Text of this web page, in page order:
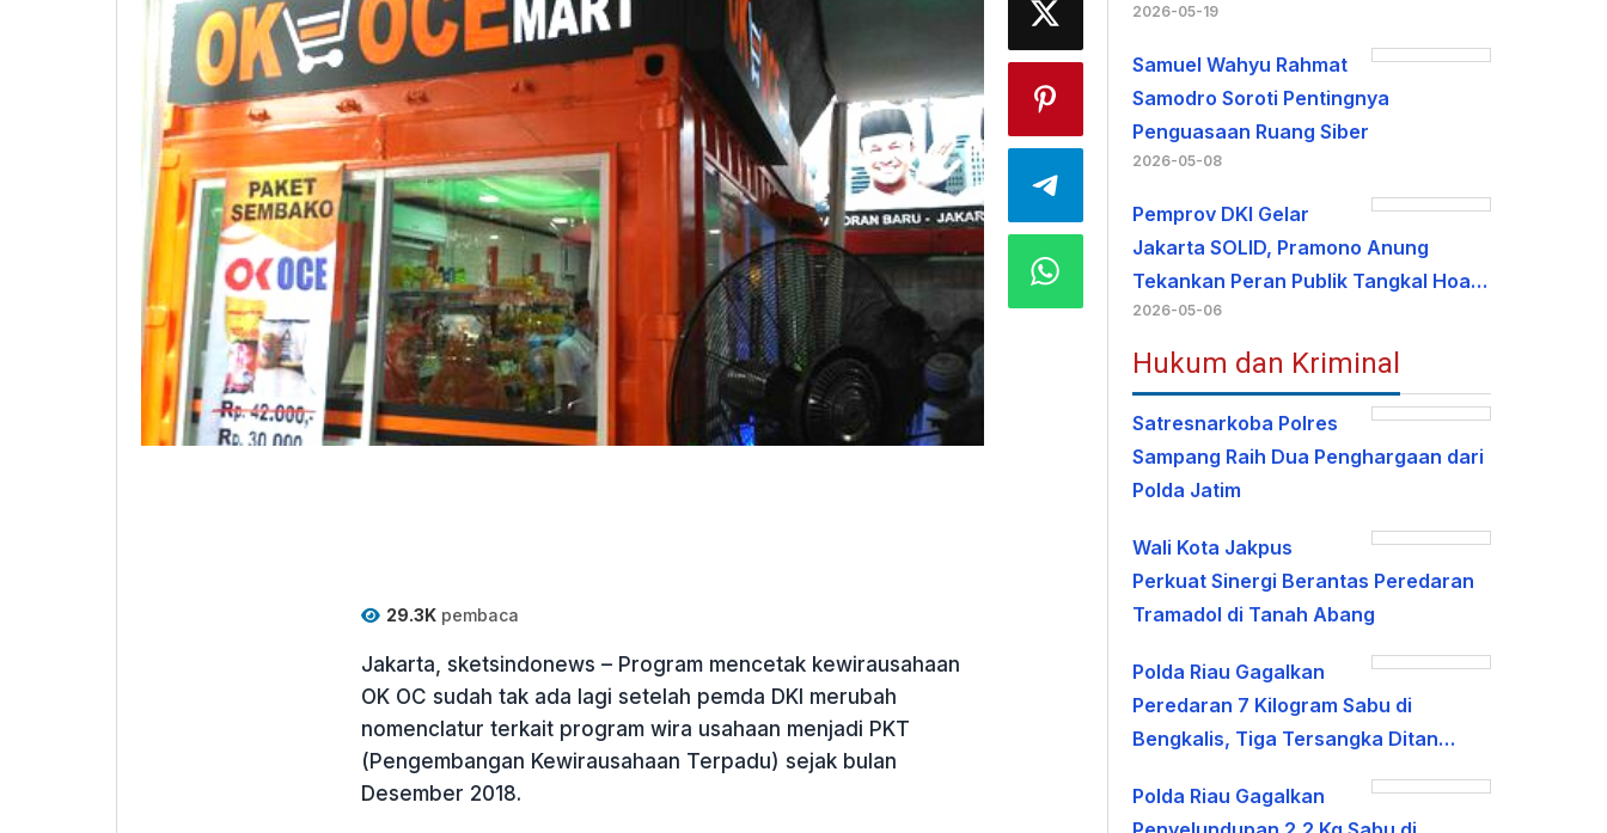
29.3Kpembaca
Jakarta, sketsindonews – Program mencetak kewirausahaan
OK OC sudah tak ada lagi setelah pemda DKI merubah
nomenclatur terkait program wira usahaan menjadi PKT
(Pengembangan Kewirausahaan Terpadu) sejak bulan
Desember 2018.
2026-05-19
Samuel Wahyu Rahmat
Samodro Soroti Pentingnya
Penguasaan Ruang Siber
2026-05-08
Pemprov DKI Gelar
Jakarta SOLID, Pramono Anung
Tekankan Peran Publik Tangkal Hoa…
2026-05-06
Hukum dan Kriminal
Satresnarkoba Polres
Sampang Raih Dua Penghargaan dari
Polda Jatim
Wali Kota Jakpus
Perkuat Sinergi Berantas Peredaran
Tramadol di Tanah Abang
Polda Riau Gagalkan
Peredaran 7 Kilogram Sabu di
Bengkalis, Tiga Tersangka Ditan…
Polda Riau Gagalkan